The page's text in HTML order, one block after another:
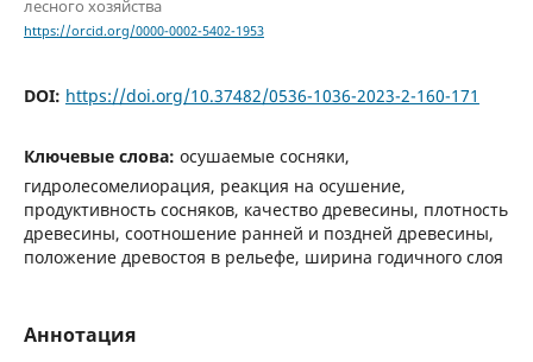
лесного хозяйства
https://orcid.org/0000-0002-5402-1953
DOI: https://doi.org/10.37482/0536-1036-2023-2-160-171
Ключевые слова: осушаемые сосняки,
гидролесомелиорация, реакция на осушение,
продуктивность сосняков, качество древесины, плотность
древесины, соотношение ранней и поздней древесины,
положение древостоя в рельефе, ширина годичного слоя
Аннотация